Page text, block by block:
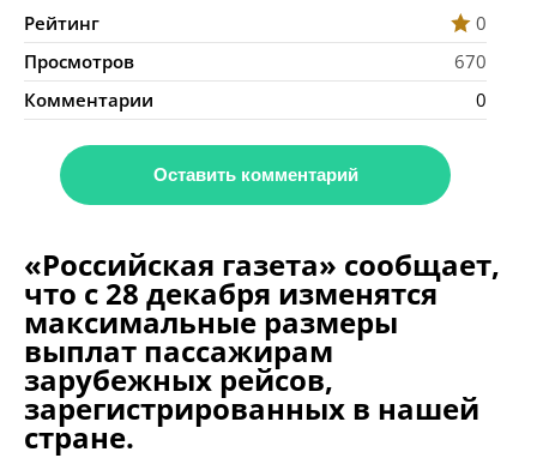
Рейтинг
0
Просмотров
670
Комментарии
0
Оставить комментарий
«Российская газета» сообщает,
что с 28 декабря изменятся
максимальные размеры
выплат пассажирам
зарубежных рейсов,
зарегистрированных в нашей
стране.